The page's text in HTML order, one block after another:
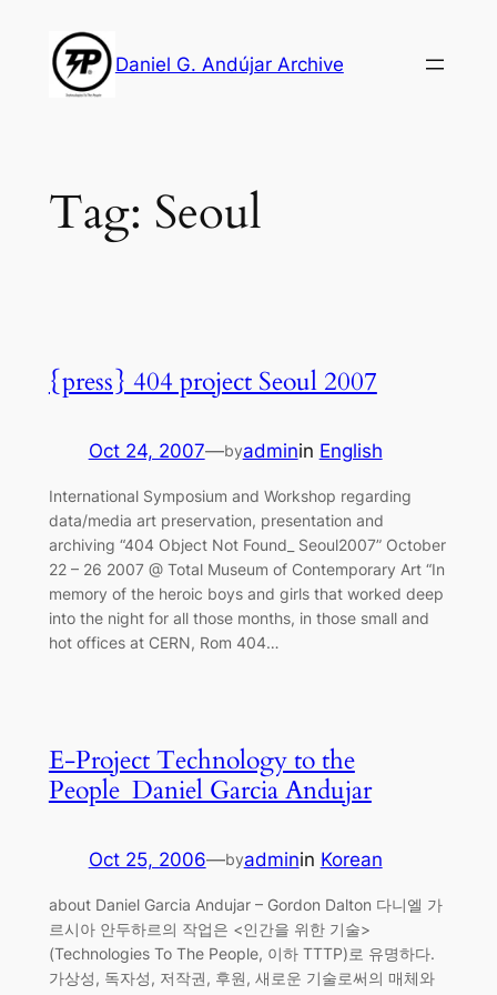
content
Daniel G. Andújar Archive
Tag: Seoul
{press} 404 project Seoul 2007
Oct 24, 2007—byadminin English
International Symposium and Workshop regarding
data/media art preservation, presentation and
archiving “404 Object Not Found_ Seoul2007” October
22 – 26 2007 @ Total Museum of Contemporary Art “In
memory of the heroic boys and girls that worked deep
into the night for all those months, in those small and
hot offices at CERN, Rom 404…
E-Project Technology to the
People_Daniel Garcia Andujar
Oct 25, 2006—byadminin Korean
about Daniel Garcia Andujar – Gordon Dalton 다니엘 가
르시아 안두하르의 작업은 <인간을 위한 기술>
(Technologies To The People, 이하 TTTP)로 유명하다.
가상성, 독자성, 저작권, 후원, 새로운 기술로써의 매체와